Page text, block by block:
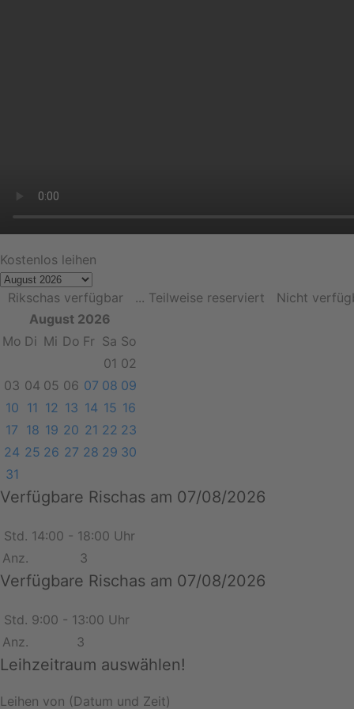
Kostenlos leihen
Rikschas verfügbar ... Teilweise reserviert
Nicht
August 2026
Mo Di Mi Do Fr Sa So
01 02
03 04 05 06 07 08 09
10 11 12 13 14 15 16
17 18 19 20 21 22 23
24 25 26 27 28 29 30
31
Verfügbare Rischas am 07/08/2026
Std. 14:00 - 18:00 Uhr
Anz.
3
Verfügbare Rischas am 07/08/2026
Std. 9:00 - 13:00 Uhr
Anz.
3
Leihzeitraum auswählen!
Leihen von (Datum und Zeit)